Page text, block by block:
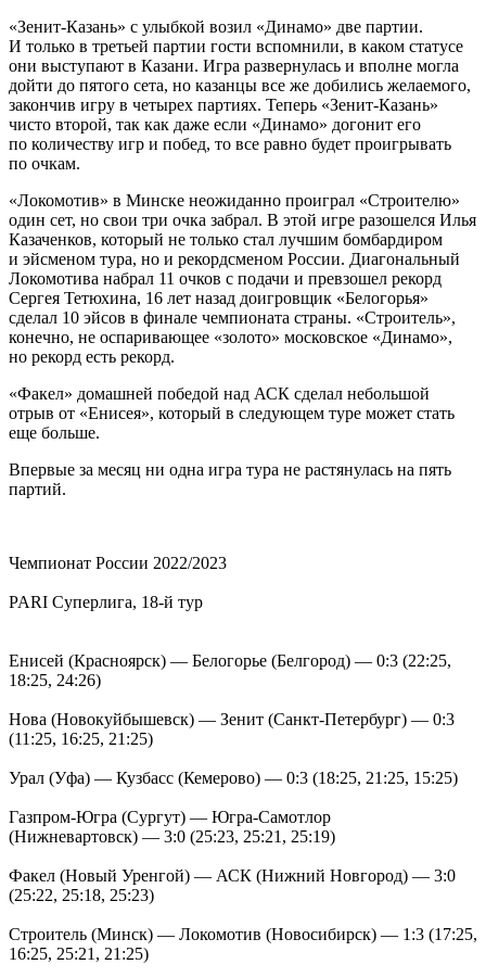
«Зенит-Казань» с улыбкой возил «Динамо» две партии.
И только в третьей партии гости вспомнили, в каком статусе
они выступают в Казани. Игра развернулась и вполне могла
дойти до пятого сета, но казанцы все же добились желаемого,
закончив игру в четырех партиях. Теперь «Зенит-Казань»
чисто второй, так как даже если «Динамо» догонит его
по количеству игр и побед, то все равно будет проигрывать
по очкам.
«Локомотив» в Минске неожиданно проиграл «Строителю»
один сет, но свои три очка забрал. В этой игре разошелся Илья
Казаченков, который не только стал лучшим бомбардиром
и эйсменом тура, но и рекордсменом России. Диагональный
Локомотива набрал 11 очков с подачи и превзошел рекорд
Сергея Тетюхина, 16 лет назад доигровщик «Белогорья»
сделал 10 эйсов в финале чемпионата страны. «Строитель»,
конечно, не оспаривающее «золото» московское «Динамо»,
но рекорд есть рекорд.
«Факел» домашней победой над АСК сделал небольшой
отрыв от «Енисея», который в следующем туре может стать
еще больше.
Впервые за месяц ни одна игра тура не растянулась на пять
партий.
Чемпионат России 2022/2023
PARI Суперлига, 18-й тур
Енисей (Красноярск) — Белогорье (Белгород) — 0:3 (22:25,
18:25, 24:26)
Нова (Новокуйбышевск) — Зенит (Санкт-Петербург) — 0:3
(11:25, 16:25, 21:25)
Урал (Уфа) — Кузбасс (Кемерово) — 0:3 (18:25, 21:25, 15:25)
Газпром-Югра (Сургут) — Югра-Самотлор
(Нижневартовск) — 3:0 (25:23, 25:21, 25:19)
Факел (Новый Уренгой) — АСК (Нижний Новгород) — 3:0
(25:22, 25:18, 25:23)
Строитель (Минск) — Локомотив (Новосибирск) — 1:3 (17:25,
16:25, 25:21, 21:25)